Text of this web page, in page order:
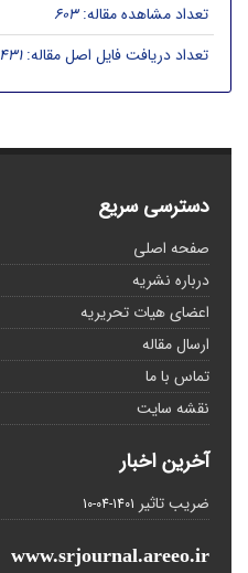
تعداد مشاهده مقاله:603
تعداد دریافت فایل اصل مقاله:431
دسترسی سریع
صفحه اصلی
درباره نشریه
اعضای هیات تحریریه
ارسال مقاله
تماس با ما
نقشه سایت
آخرین اخبار
ضریب تاثیر 1401-04-10
www.srjournal.areeo.ir